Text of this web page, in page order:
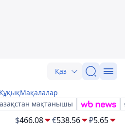
Қаз
ҚұқықМақалалар
мақтанышы
$466.08 €538.56 ₽5.65